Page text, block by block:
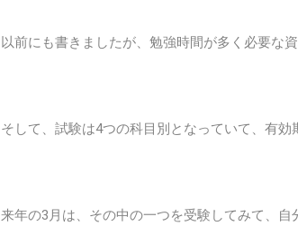
以前にも書きましたが、勉強時間が多く必要な
そして、試験は4つの科目別となっていて、有
来年の3月は、その中の一つを受験してみて、